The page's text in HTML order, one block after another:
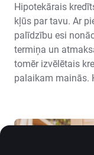
Hipotekārais
kļūs par tavu. Ar
palīdzību esi
termiņa un
tomēr izvēlētais
palaikam mainās.